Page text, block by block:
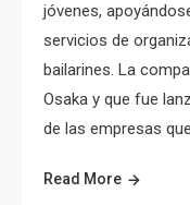
jóvenes,
servicios de
bailarines. La
Osaka y que fue
de las empresas
Read More